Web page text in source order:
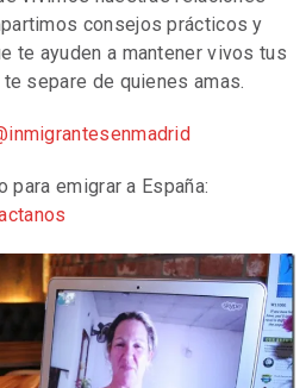
consejos prácticos y
te ayuden a mantener vivos tus
separe de quienes amas.
emigrar a España: